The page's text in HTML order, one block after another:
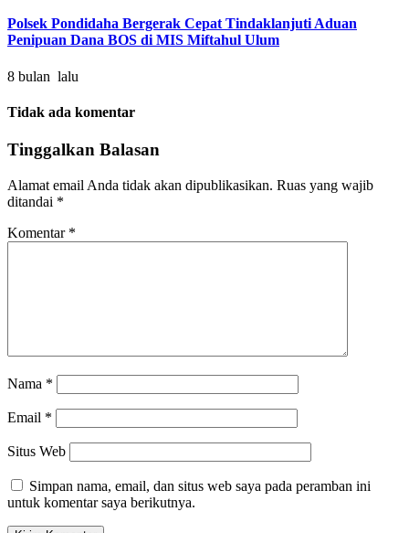
Polsek Pondidaha Bergerak Cepat Tindaklanjuti Aduan
Penipuan Dana BOS di MIS Miftahul Ulum
8 bulan lalu
Tidak ada komentar
Tinggalkan Balasan
Alamat email Anda tidak akan dipublikasikan. Ruas yang wajib
ditandai *
Komentar *
Nama *
Email *
Situs Web
Simpan nama, email, dan situs web saya pada peramban ini
untuk komentar saya berikutnya.